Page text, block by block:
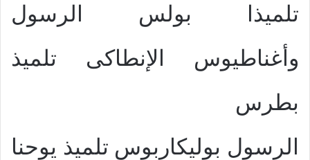
تلميذا بولس الرسول
وأغناطيوس الإنطاكى تلميذ
بطرس
الرسول بوليكاربوس تلميذ يوحنا